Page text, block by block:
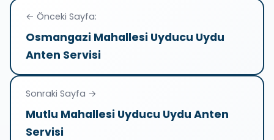
Yazı
gezinmesi
← Önceki Sayfa:
Osmangazi Mahallesi Uyducu Uydu
Anten Servisi
Sonraki Sayfa →
Mutlu Mahallesi Uyducu Uydu Anten
Servisi